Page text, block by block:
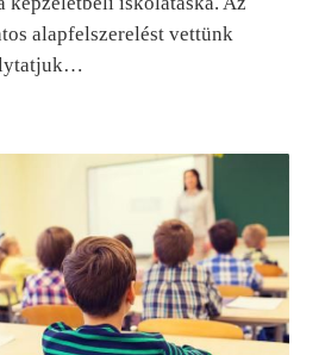
alapfelszerelést vettünk